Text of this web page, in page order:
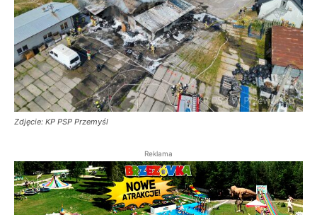
Zdjęcie: KP PSP Przemyśl
Reklama